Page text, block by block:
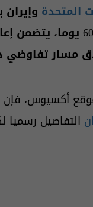
المتحدة
مسار تفاوضي
أكسيوس، فإن
التفاصيل رسميا